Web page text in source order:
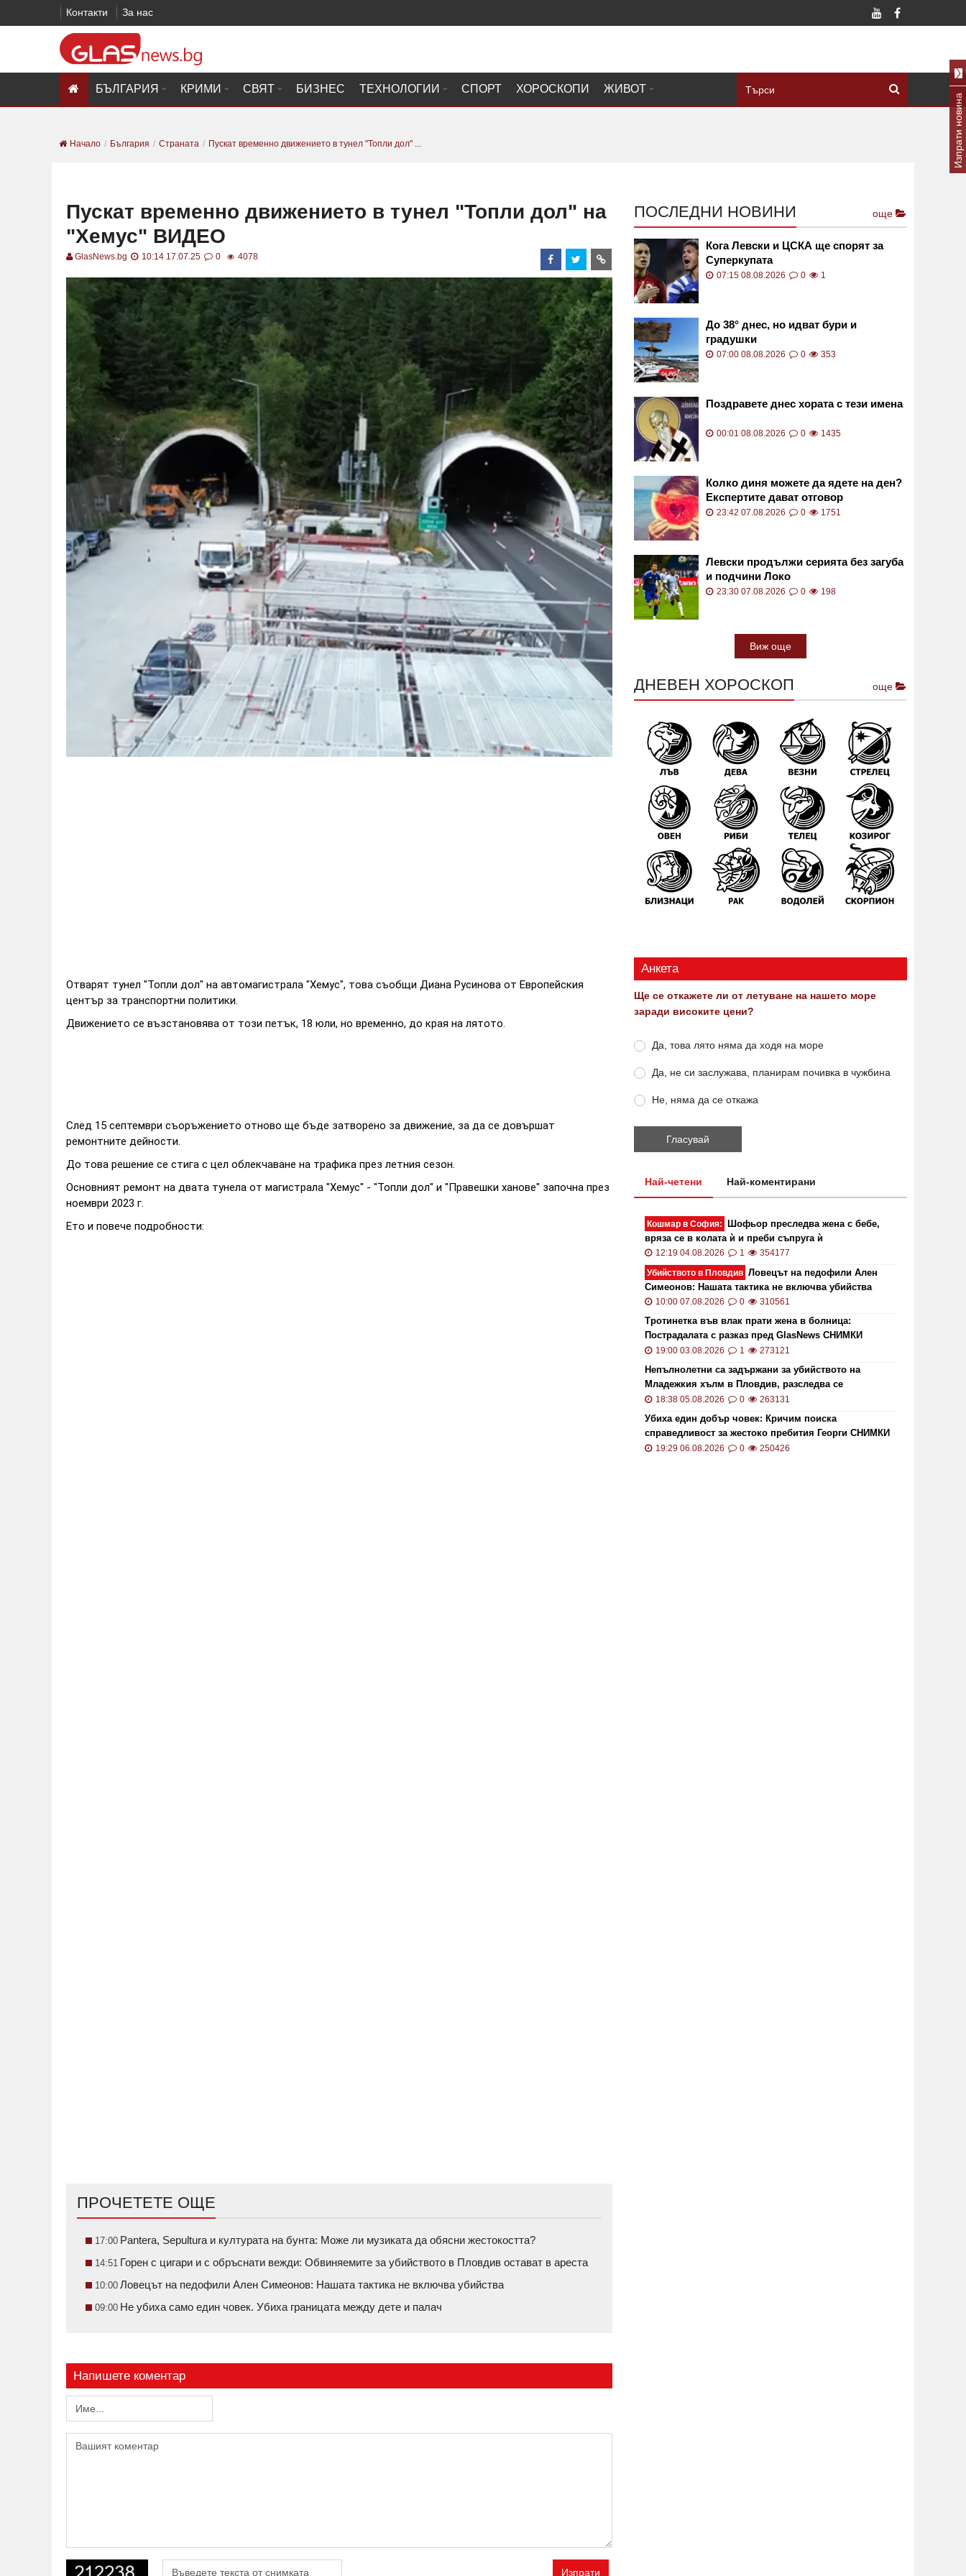
Контакти За нас
БЪЛГАРИЯ КРИМИ СВЯТ БИЗНЕС ТЕХНОЛОГИИ СПОРТ ХОРОСКОПИ ЖИВОТ
Начало България Страната Пускат временно движението в тунел "Топли дол" ...
Пускат временно движението в тунел "Топли дол" на
"Хемус" ВИДЕО
GlasNews.bg 10:14 17.07.25 0 4078
Отварят тунел "Топли дол" на автомагистрала "Хемус", това съобщи Диана Русинова от Европейския
център за транспортни политики.
Движението се възстановява от този петък, 18 юли, но временно, до края на лятото.
След 15 септември съоръжението отново ще бъде затворено за движение, за да се довършат
ремонтните дейности.
До това решение се стига с цел облекчаване на трафика през летния сезон.
Основният ремонт на двата тунела от магистрала "Хемус" - "Топли дол" и "Правешки ханове" започна през
ноември 2023 г.
Ето и повече подробности:
ПРОЧЕТЕТЕ ОЩЕ
17:00 Pantera, Sepultura и културата на бунта: Може ли музиката да обясни жестокостта?
14:51 Горен с цигари и с обръснати вежди: Обвиняемите за убийството в Пловдив остават в ареста
10:00 Ловецът на педофили Ален Симеонов: Нашата тактика не включва убийства
09:00 Не убиха само един човек. Убиха границата между дете и палач
Напишете коментар
Изпрати
ПОСЛЕДНИ НОВИНИ още
Кога Левски и ЦСКА ще спорят за
Суперкупата
07:15 08.08.2026 0 1
До 38° днес, но идват бури и
градушки
07:00 08.08.2026 0 353
Поздравете днес хората с тези имена
00:01 08.08.2026 0 1435
Колко диня можете да ядете на ден?
Експертите дават отговор
23:42 07.08.2026 0 1751
Левски продължи серията без загуба
и подчини Локо
23:30 07.08.2026 0 198
Виж още
ДНЕВЕН ХОРОСКОП още
Анкета
Ще се откажете ли от летуване на нашето море
заради високите цени?
Да, това лято няма да ходя на море
Да, не си заслужава, планирам почивка в чужбина
Не, няма да се откажа
Най-четени Най-коментирани
Кошмар в София:
Шофьор преследва жена с бебе,
вряза се в колата ѝ и преби съпруга ѝ
12:19 04.08.2026 1
354177
Убийството в Пловдив Ловецът на педофили Ален
Симеонов: Нашата тактика не включва убийства
10:00 07.08.2026 0 310561
Тротинетка във влак прати жена в болница:
Пострадалата с разказ пред GlasNews СНИМКИ
19:00 03.08.2026 1 273121
Непълнолетни са задържани за убийството на
Младежкия хълм в Пловдив, разследва се
хомофобски мотив
18:38 05.08.2026 0 263131
Убиха един добър човек: Кричим поиска
справедливост за жестоко пребития Георги СНИМКИ
и ВИДЕО
19:29 06.08.2026 0 250426
Изпрати новина